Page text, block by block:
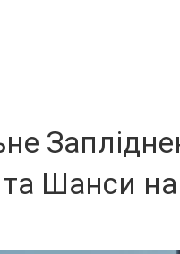
та Шанси на